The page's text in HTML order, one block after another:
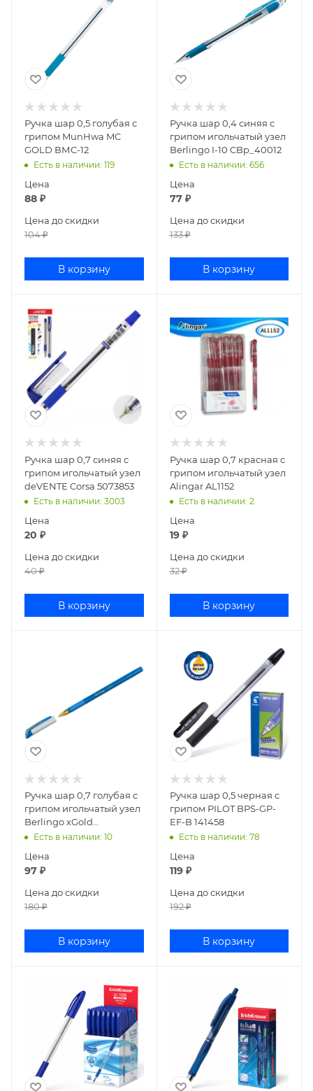
Ручка шар 0,5 голубая с
грипом MunHwa MC
GOLD ВМС-12
Есть в наличии: 119
Цена
88 ₽
Цена до скидки
104₽
В корзину
Ручка шар 0,4 синяя с
грипом игольчатый узел
Berlingo I-10 CBp_40012
Есть в наличии: 656
Цена
77₽
Цена до скидки
133₽
В корзину
Ручка шар 0,7 синяя с
грипом игольчатый узел
deVENTE Corsa 5073853
Есть в наличии: 3003
Цена
20 ₽
Цена до скидки
40₽
В корзину
Ручка шар 0,7 красная с
грипом игольчатый узел
Alingar AL1152
Есть в наличии: 2
Цена
19₽
Цена до скидки
32₽
В корзину
Ручка шар 0,7 голубая с
грипом игольчатый узел
Berlingo xGold
CBp_07506
Есть в наличии: 10
Цена
97 ₽
Цена до скидки
180₽
В корзину
Ручка шар 0,5 черная с
грипом PILOT BPS-GP-
EF-B 141458
Есть в наличии: 78
Цена
119₽
Цена до скидки
192₽
В корзину